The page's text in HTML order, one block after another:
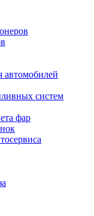
автомобилей
систем
фар